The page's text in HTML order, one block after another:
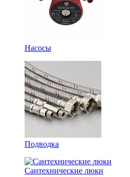
Насосы
Подводка
Сантехнические люки